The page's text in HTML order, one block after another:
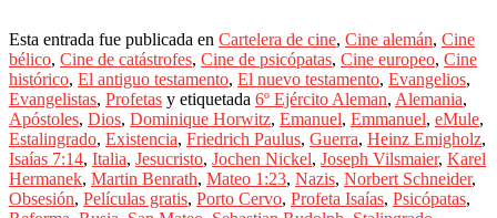
Esta entrada fue publicada en Cartelera de cine, Cine alemán, Cine
bélico, Cine de catástrofes, Cine de psicópatas, Cine europeo, Cine
histórico, El antiguo testamento, El nuevo testamento, Evangelios,
Evangelistas, Profetas y etiquetada 6º Ejército Aleman, Alemania,
Apóstoles, Dios, Dominique Horwitz, Emanuel, Emmanuel, eMule,
Estalingrado, Existencia, Friedrich Paulus, Guerra, Heinz Emigholz,
Isaías 7:14, Italia, Jesucristo, Jochen Nickel, Joseph Vilsmaier, Karel
Hermanek, Martin Benrath, Mateo 1:23, Nazis, Norbert Schneider,
Obsesión, Películas gratis, Porto Cervo, Profeta Isaías, Psicópatas,